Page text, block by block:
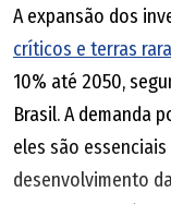
A expansão dos
críticos e terras
10% até 2050,
Brasil. A demanda
eles são
desenvolvimento